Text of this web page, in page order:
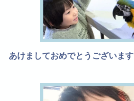
あけましておめでとうございます